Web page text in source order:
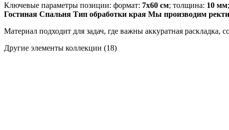
Ключевые параметры позиции: формат: 7x60 см; толщина: 10 мм
Гостиная Спальня Тип обработки края Мы производим
Материал подходит для задач, где важны аккуратная раскладка,
Другие элементы коллекции (18)